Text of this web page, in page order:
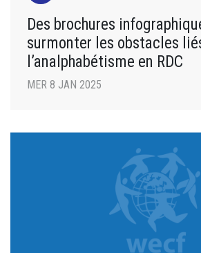
Des brochures
surmonter les obstacles
l’analphabétisme en RDC
MER 8 JAN 2025